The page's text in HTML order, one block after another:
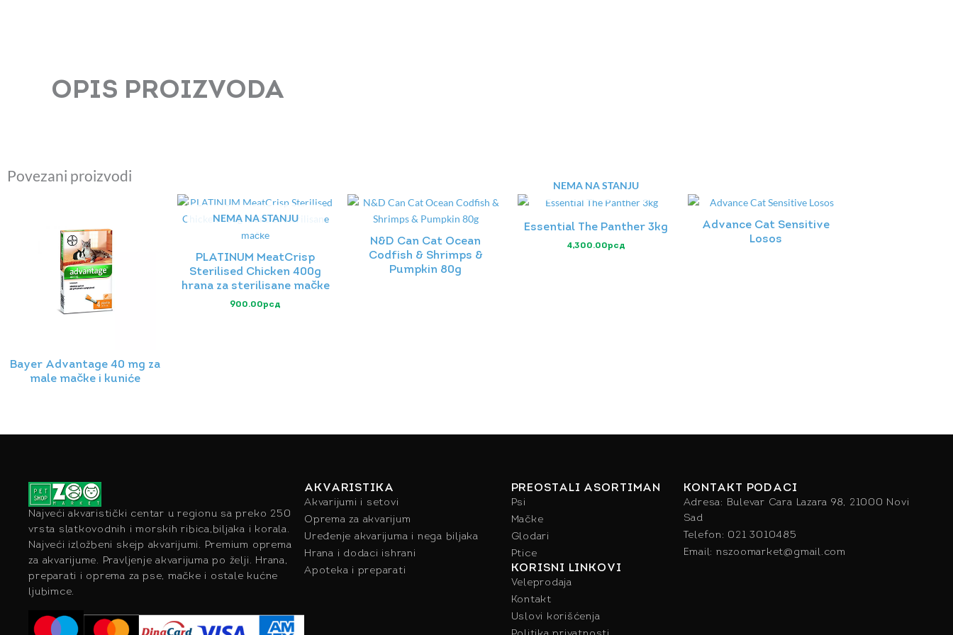
OPIS PROIZVODA
Povezani proizvodi
Bayer Advantage 40 mg za
male mačke i kuniće
NEMA NA STANJU
PLATINUM MeatCrisp
Sterilised Chicken 400g
hrana za sterilisane mačke
900.00рсд
N&D Can Cat Ocean
Codfish & Shrimps &
Pumpkin 80g
NEMA NA STANJU
Essential The Panther 3kg
4,300.00рсд
Advance Cat Sensitive
Losos
Najveći akvaristički centar u regionu sa preko 250
vrsta slatkovodnih i morskih ribica,biljaka i korala.
Najveći izložbeni skejp akvarijumi. Premium oprema
za akvarijume. Pravljenje akvarijuma po želji. Hrana,
preparati i oprema za pse, mačke i ostale kućne
ljubimce.
AKVARISTIKA
Akvarijumi i setovi
Oprema za akvarijum
Uređenje akvarijuma i nega biljaka
Hrana i dodaci ishrani
Apoteka i preparati
PREOSTALI ASORTIMAN
Psi
Mačke
Glodari
Ptice
KORISNI LINKOVI
Veleprodaja
Kontakt
Uslovi korišćenja
KONTAKT PODACI
Adresa: Bulevar Cara Lazara 98, 21000 Novi
Sad
Telefon: 021 3010485
Email: nszoomarket@gmail.com